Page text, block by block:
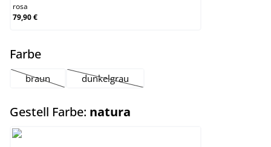
rosa
79,90 €
Farbeauswählen
braun
(Diese Option ist zurzeit nicht verfügbar.)
dunkelgrau
(Diese Option ist zurzeit nicht verfügbar.)
Gestell Farbe: natura